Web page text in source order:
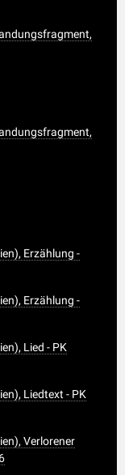
Erzählung -
Erzählung -
Lied - PK
Liedtext - PK
Verlorener